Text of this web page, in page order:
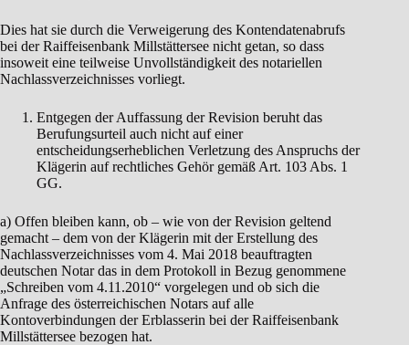
Dies hat sie durch die Verweigerung des Kontendatenabrufs
bei der Raiffeisenbank Millstättersee nicht getan, so dass
insoweit eine teilweise Unvollständigkeit des notariellen
Nachlassverzeichnisses vorliegt.
Entgegen der Auffassung der Revision beruht das
Berufungsurteil auch nicht auf einer
entscheidungserheblichen Verletzung des Anspruchs der
Klägerin auf rechtliches Gehör gemäß Art. 103 Abs. 1
GG.
a) Offen bleiben kann, ob – wie von der Revision geltend
gemacht – dem von der Klägerin mit der Erstellung des
Nachlassverzeichnisses vom 4. Mai 2018 beauftragten
deutschen Notar das in dem Protokoll in Bezug genommene
„Schreiben vom 4.11.2010“ vorgelegen und ob sich die
Anfrage des österreichischen Notars auf alle
Kontoverbindungen der Erblasserin bei der Raiffeisenbank
Millstättersee bezogen hat.